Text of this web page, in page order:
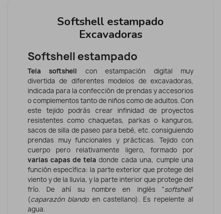
Softshell estampado
Excavadoras
Softshell estampado
Tela softshell con estampación digital muy
divertida de diferentes modelos de excavadoras,
indicada para la confección de prendas y accesorios
o complementos tanto de niños como de adultos. Con
este tejido podrás crear infinidad de proyectos
resistentes como chaquetas, parkas o kanguros,
sacos de silla de paseo para bebé, etc. consiguiendo
prendas muy funcionales y prácticas. Tejido con
cuerpo pero relativamente ligero, formado por
varias capas de tela donde cada una, cumple una
función específica: la parte exterior que protege del
viento y de la lluvia, y la parte interior que protege del
frío. De ahí su nombre en inglés "softshell"
(caparazón blandoen castellano). Es repelente al
agua.